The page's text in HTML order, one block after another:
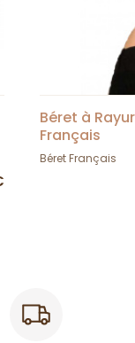
Béret à
Français
Béret Français